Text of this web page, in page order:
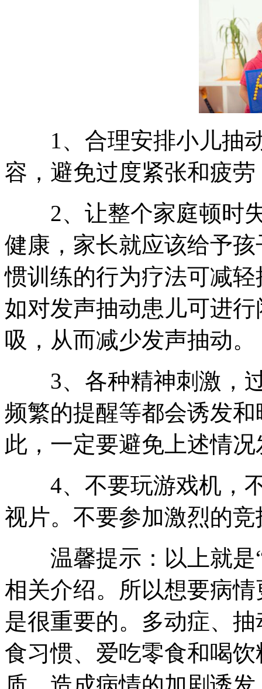
1、合理安排小儿抽动
容，避免过度紧张和疲
2、让整个家庭顿时失
健康，家长就应该给予
惯训练的行为疗法可减
如对发声抽动患儿可进
吸，从而减少发声抽动。
3、各种精神刺激，过
频繁的提醒等都会诱发
此，一定要避免上述情
4、不要玩游戏机，不
视片。不要参加激烈的
温馨提示：以上就是
相关介绍。所以想要病
是很重要的。多动症、
食习惯、爱吃零食和喝